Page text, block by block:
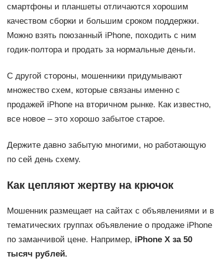
смартфоны и планшеты отличаются хорошим
качеством сборки и большим сроком поддержки.
Можно взять поюзанный iPhone, походить с ним
годик-полтора и продать за нормальные деньги.
С другой стороны, мошенники придумывают
множество схем, которые связаны именно с
продажей iPhone на вторичном рынке. Как известно,
все новое – это хорошо забытое старое.
Держите давно забытую многими, но работающую
по сей день схему.
Как цепляют жертву на крючок
Мошенник размещает на сайтах с объявлениями и в
тематических группах объявление о продаже iPhone
по заманчивой цене. Например, iPhone X за 50
тысяч рублей.